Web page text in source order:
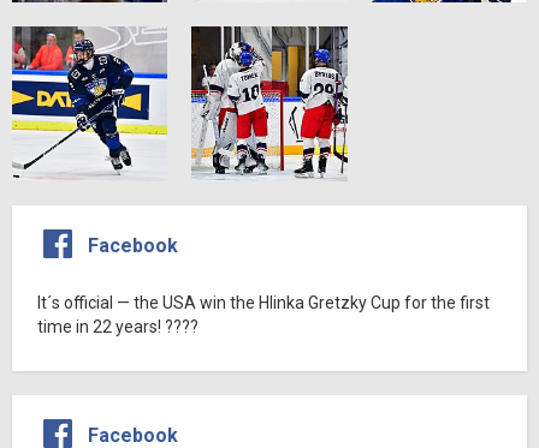
Facebook
It´s official — the USA win the Hlinka Gretzky Cup for the first
time in 22 years! ????
Facebook